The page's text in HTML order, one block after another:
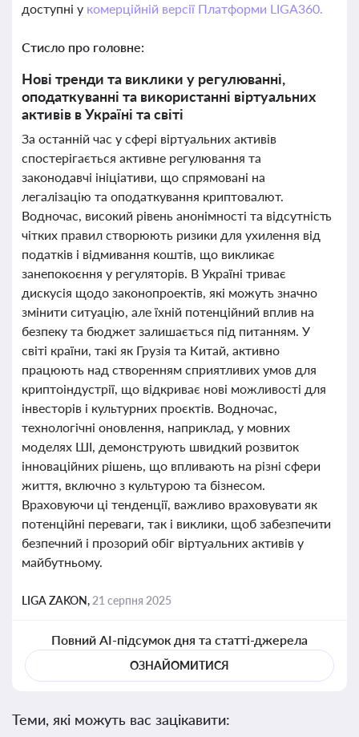
доступні у комерційній версії Платформи LIGA360.
Стисло про головне:
Нові тренди та виклики у регулюванні,
оподаткуванні та використанні віртуальних
активів в Україні та світі
За останній час у сфері віртуальних активів
спостерігається активне регулювання та
законодавчі ініціативи, що спрямовані на
легалізацію та оподаткування криптовалют.
Водночас, високий рівень анонімності та відсутність
чітких правил створюють ризики для ухилення від
податків і відмивання коштів, що викликає
занепокоєння у регуляторів. В Україні триває
дискусія щодо законопроектів, які можуть значно
змінити ситуацію, але їхній потенційний вплив на
безпеку та бюджет залишається під питанням. У
світі країни, такі як Грузія та Китай, активно
працюють над створенням сприятливих умов для
криптоіндустрії, що відкриває нові можливості для
інвесторів і культурних проєктів. Водночас,
технологічні оновлення, наприклад, у мовних
моделях ШІ, демонструють швидкий розвиток
інноваційних рішень, що впливають на різні сфери
життя, включно з культурою та бізнесом.
Враховуючи ці тенденції, важливо враховувати як
потенційні переваги, так і виклики, щоб забезпечити
безпечний і прозорий обіг віртуальних активів у
майбутньому.
LIGA ZAKON, 21 серпня 2025
Повний AI-підсумок дня та статті-джерела
ОЗНАЙОМИТИСЯ
Теми, які можуть вас зацікавити: